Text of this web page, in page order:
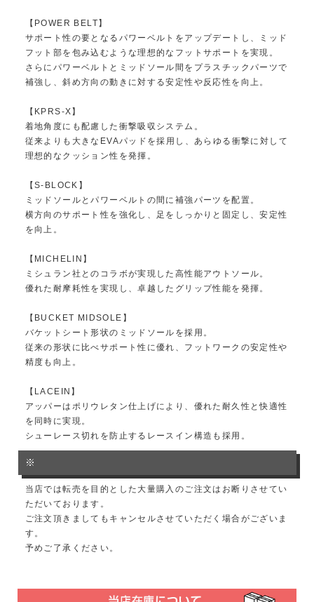
【POWER BELT】
サポート性の要となるパワーベルトをアップデートし、ミッド
フット部を包み込むような理想的なフットサポートを実現。
さらにパワーベルトとミッドソール間をプラスチックパーツで
補強し、斜め方向の動きに対する安定性や反応性を向上。
【KPRS-X】
着地角度にも配慮した衝撃吸収システム。
従来よりも大きなEVAパッドを採用し、あらゆる衝撃に対して
理想的なクッション性を発揮。
【S-BLOCK】
ミッドソールとパワーベルトの間に補強パーツを配置。
横方向のサポート性を強化し、足をしっかりと固定し、安定性
を向上。
【MICHELIN】
ミシュラン社とのコラボが実現した高性能アウトソール。
優れた耐摩耗性を実現し、卓越したグリップ性能を発揮。
【BUCKET MIDSOLE】
バケットシート形状のミッドソールを採用。
従来の形状に比べサポート性に優れ、フットワークの安定性や
精度も向上。
【LACEIN】
アッパーはポリウレタン仕上げにより、優れた耐久性と快適性
を同時に実現。
シューレース切れを防止するレースイン構造も採用。
※
当店では転売を目的とした大量購入のご注文はお断りさせてい
ただいております。
ご注文頂きましてもキャンセルさせていただく場合がございま
す。
予めご了承ください。